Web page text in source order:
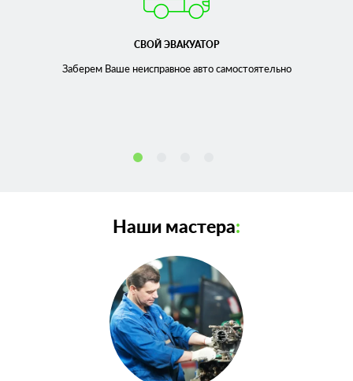
СВОЙ ЭВАКУАТОР
Заберем Ваше неисправноеавто самостоятельно
Наши мастера: